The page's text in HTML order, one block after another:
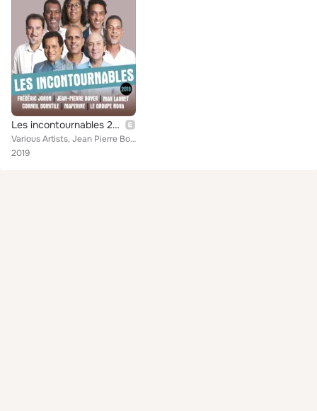
Les incontournables 2019
Various Artists, Jean Pierre Boyer, Corneil Domitile, NOVA, frédéric Joron, Max Lauret, Yves eve
2019